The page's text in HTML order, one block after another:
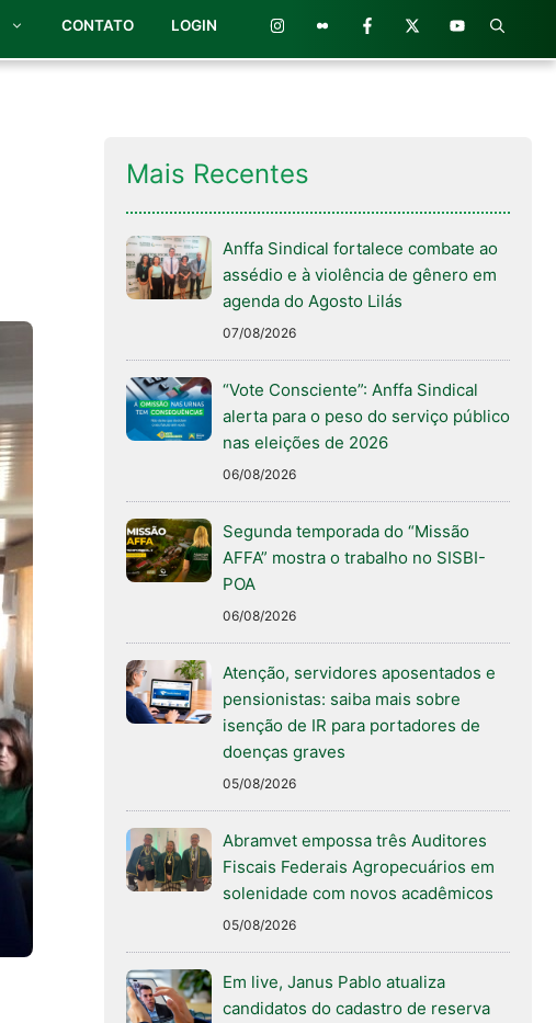
CONTATO LOGIN
Mais Recentes
Anffa Sindical fortalece combate ao
assédio e à violência de gênero em
agenda do Agosto Lilás
07/08/2026
“Vote Consciente”: Anffa Sindical
alerta para o peso do serviço público
nas eleições de 2026
06/08/2026
Segunda temporada do “Missão
AFFA” mostra o trabalho no SISBI-
POA
06/08/2026
Atenção, servidores aposentados e
pensionistas: saiba mais sobre
isenção de IR para portadores de
doenças graves
05/08/2026
Abramvet empossa três Auditores
Fiscais Federais Agropecuários em
solenidade com novos acadêmicos
05/08/2026
Em live, Janus Pablo atualiza
candidatos do cadastro de reserva